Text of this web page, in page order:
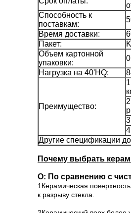
Способность к
поставкам:
Время доставки:
Пакет:
Объем картонной
упаковки:
Нагрузка на 40'HQ:
Преимущество:
Другие спецификации
Почему выбрать
О: По сравнению с
1Керамическая
к разрыву стекла.